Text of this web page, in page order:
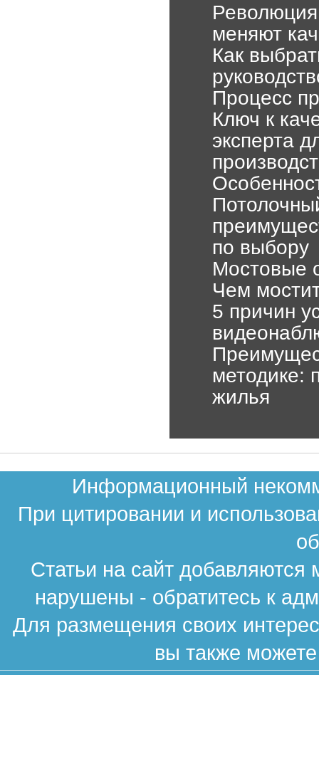
меняют
Как
Процесс
Ключ к
эксперта
по выбору
Мостовые
Чем
5 причин
методике:
жилья
Информационный
При цитировании и
Статьи на сайт
нарушены - обратитесь к
Для размещения своих
вы также